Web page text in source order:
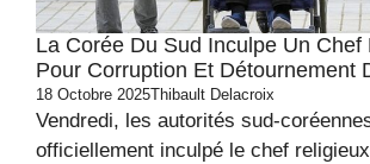
La Corée Du Sud Inculpe Un Chef
Pour Corruption Et Détournement
18 Octobre 2025Thibault Delacroix
Vendredi, les autorités sud-
officiellement inculpé le chef